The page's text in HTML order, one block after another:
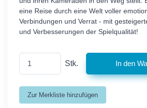
eine Reise durch eine Welt voller
Verbindungen und Verrat - mit
und Verbesserungen der Spielqualität!
Stk.